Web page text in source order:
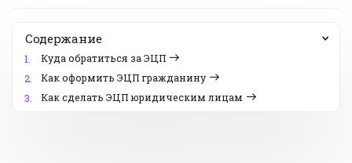
Содержание
1.
Куда обратиться за ЭЦП
2.
Как оформить ЭЦП гражданину
3.
Как сделать ЭЦП юридическим лицам